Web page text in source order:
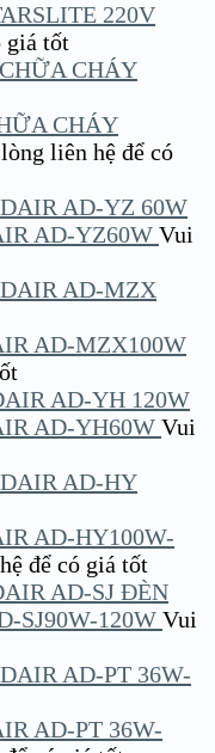
220V
giá tốt
CHÁY
liên hệ để có
AD-YZ60W Vui
AD-MZX100W
AD-YH60W Vui
AD-HY100W-
để có giá tốt
ĐÈN
SJ90W-120W Vui
AD-PT 36W-